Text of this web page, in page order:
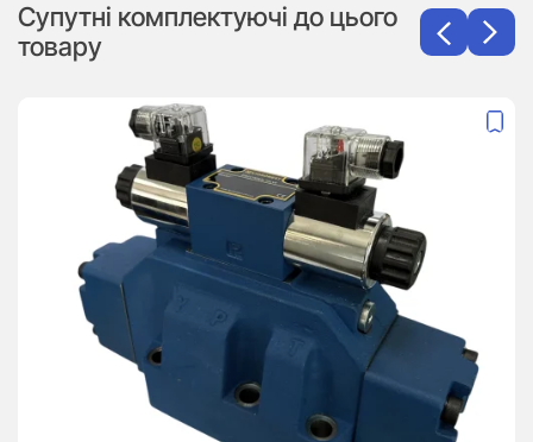
Супутні комплектуючі до цього
товару